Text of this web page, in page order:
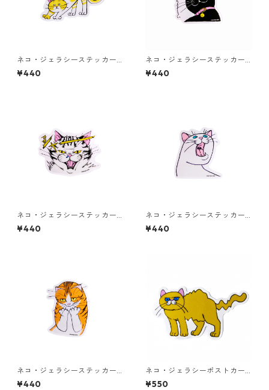
ネコ・ジェラシーステッカー
クリーム
¥440
ネコ・ジェラシーステッカー
くろねこ
¥440
ネコ・ジェラシーステッカー
タビー
¥440
ネコ・ジェラシーステッカー
しろねこ
¥440
ネコ・ジェラシーステッカー
ちゃとら
¥440
ネコ・ジェラシーポストカー
ド ゴールド
¥550